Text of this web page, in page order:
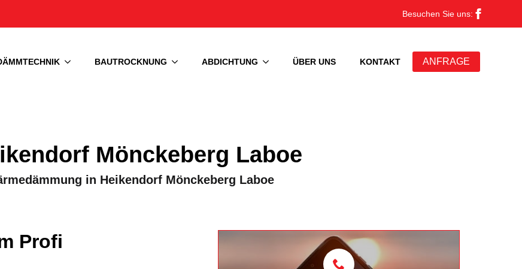
Besuchen Sie uns:
BAUTROCKNUNG ABDICHTUNG ÜBER UNS KONTAKT ANFRAGE
Mönckeberg Laboe
in Heikendorf Mönckeberg Laboe
Profi